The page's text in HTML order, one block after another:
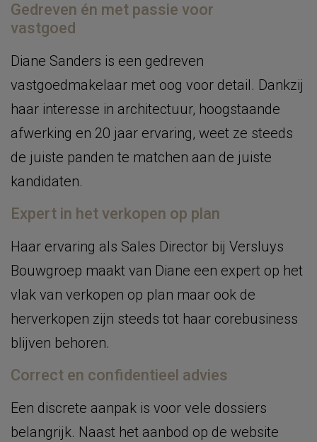
Gedreven én met passie voor
vastgoed
Diane Sanders is een gedreven
vastgoedmakelaar met oog voor detail. Dankzij
haar interesse in architectuur, hoogstaande
afwerking en 20 jaar ervaring, weet ze steeds
de juiste panden te matchen aan de juiste
kandidaten.
Expert in het verkopen op plan
Haar ervaring als Sales Director bij Versluys
Bouwgroep maakt van Diane een expert op het
vlak van verkopen op plan maar ook de
herverkopen zijn steeds tot haar corebusiness
blijven behoren.
Correct en confidentieel advies
Een discrete aanpak is voor vele dossiers
belangrijk. Naast het aanbod op de website